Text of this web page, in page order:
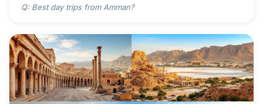
Q: Best day trips from Amman?